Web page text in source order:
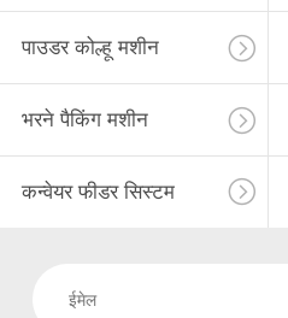
पाउडर कोल्हू मशीन
भरने पैकिंग मशीन
कन्वेयर फीडर सिस्टम